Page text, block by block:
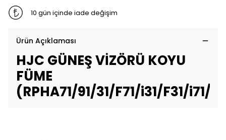
10 gün içinde iade değişim
Ürün Açıklaması
HJC GÜNEŞ VİZÖRÜ KOYU
FÜME
(RPHA71/91/31/F71/i31/F31/i71/